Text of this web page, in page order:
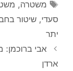
תגיות
משטרה,
סעדי, שיטור
יתר
אבי ברוכמן:
ארדן